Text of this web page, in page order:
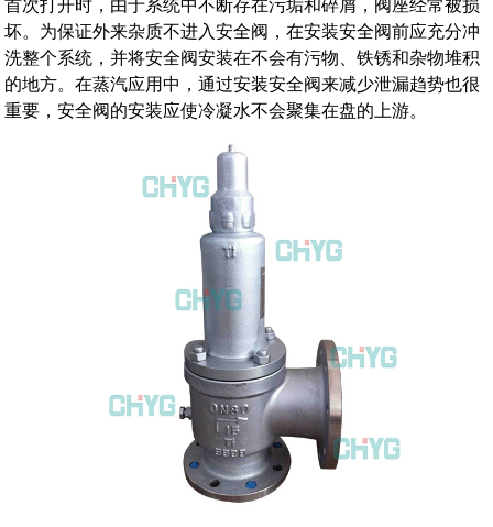
首次打开时，由于系统中不断存在污垢和碎屑，阀座经常被损
坏。为保证外来杂质不进入安全阀，在安装安全阀前应充分冲
洗整个系统，并将安全阀安装在不会有污物、铁锈和杂物堆积
的地方。在蒸汽应用中，通过安装安全阀来减少泄漏趋势也很
重要，安全阀的安装应使冷凝水不会聚集在盘的上游。